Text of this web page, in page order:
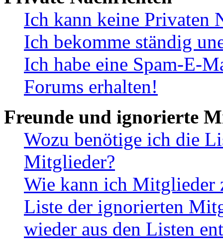
Ich kann keine Privaten
Ich bekomme ständig
Ich habe eine Spam-E-
Forums erhalten!
Freunde und ignorierte
Wozu benötige ich die
Mitglieder?
Wie kann ich Mitglieder
Liste der ignorierten
wieder aus den Listen